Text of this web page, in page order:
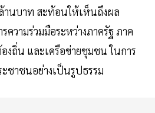
านบาท สะท้อนให้เห็นถึงผล
วามร่วมมือระหว่างภาครัฐ ภาค
งถิ่น และเครือข่ายชุมชน ในการ
ชาชนอย่างเป็นรูปธรรม